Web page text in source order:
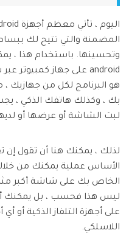
المضمنة والتي تتيح لك
وتحسينها. باستخدام هذا
هو البرنامج لكل من جهازيك ،
بك ، وكذلك هاتفك الذكي ،
لبث الشاشة أو عرضها أو
الخاص بك على شاشة أكبر مثل
على أجهزة التلفاز الذكية
اللاسلكي.